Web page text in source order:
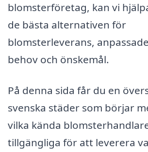
blomsterföretag, kan vi
de bästa alternativen för
blomsterleverans,
behov och önskemål.
På denna sida får du en
svenska städer som börjar
vilka kända
tillgängliga för att leverera